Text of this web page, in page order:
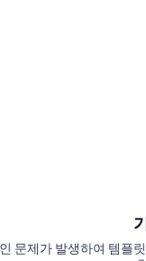
문제가 발생하여 템플